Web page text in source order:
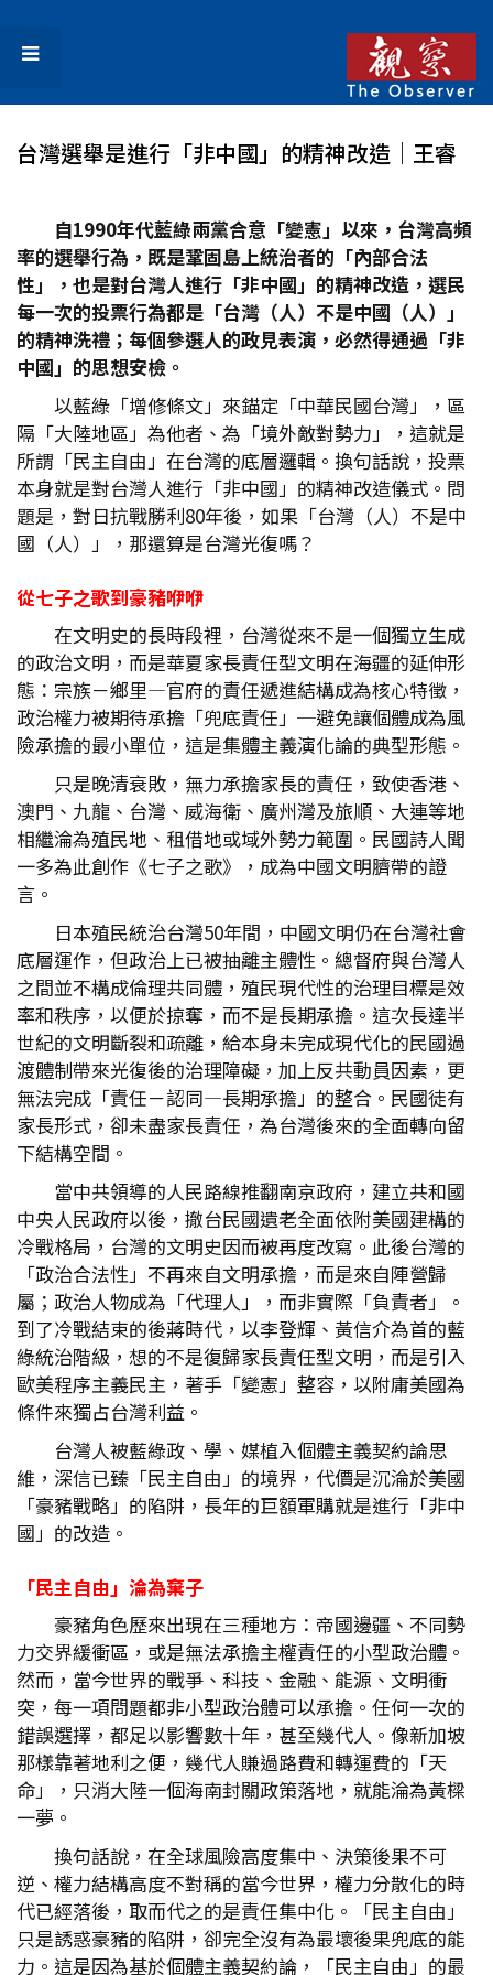
台灣選舉是進行「非中國」的精神改造│王睿
自1990年代藍綠兩黨合意「變憲」以來，台灣高頻
率的選舉行為，既是鞏固島上統治者的「內部合法
性」，也是對台灣人進行「非中國」的精神改造，選民
每一次的投票行為都是「台灣（人）不是中國（人）」
的精神洗禮；每個參選人的政見表演，必然得通過「非
中國」的思想安檢。
以藍綠「增修條文」來錨定「中華民國台灣」，區
隔「大陸地區」為他者、為「境外敵對勢力」，這就是
所謂「民主自由」在台灣的底層邏輯。換句話說，投票
本身就是對台灣人進行「非中國」的精神改造儀式。問
題是，對日抗戰勝利80年後，如果「台灣（人）不是中
國（人）」，那還算是台灣光復嗎？
從七子之歌到豪豬咿咿
在文明史的長時段裡，台灣從來不是一個獨立生成
的政治文明，而是華夏家長責任型文明在海疆的延伸形
態：宗族－鄉里—官府的責任遞進結構成為核心特徵，
政治權力被期待承擔「兜底責任」─避免讓個體成為風
險承擔的最小單位，這是集體主義演化論的典型形態。
只是晚清衰敗，無力承擔家長的責任，致使香港、
澳門、九龍、台灣、威海衛、廣州灣及旅順、大連等地
相繼淪為殖民地、租借地或域外勢力範圍。民國詩人聞
一多為此創作《七子之歌》，成為中國文明臍帶的證
言。
日本殖民統治台灣50年間，中國文明仍在台灣社會
底層運作，但政治上已被抽離主體性。總督府與台灣人
之間並不構成倫理共同體，殖民現代性的治理目標是效
率和秩序，以便於掠奪，而不是長期承擔。這次長達半
世紀的文明斷裂和疏離，給本身未完成現代化的民國過
渡體制帶來光復後的治理障礙，加上反共動員因素，更
無法完成「責任－認同—長期承擔」的整合。民國徒有
家長形式，卻未盡家長責任，為台灣後來的全面轉向留
下結構空間。
當中共領導的人民路線推翻南京政府，建立共和國
中央人民政府以後，撤台民國遺老全面依附美國建構的
冷戰格局，台灣的文明史因而被再度改寫。此後台灣的
「政治合法性」不再來自文明承擔，而是來自陣營歸
屬；政治人物成為「代理人」，而非實際「負責者」。
到了冷戰結束的後蔣時代，以李登輝、黃信介為首的藍
綠統治階級，想的不是復歸家長責任型文明，而是引入
歐美程序主義民主，著手「變憲」整容，以附庸美國為
條件來獨占台灣利益。
台灣人被藍綠政、學、媒植入個體主義契約論思
維，深信已臻「民主自由」的境界，代價是沉淪於美國
「豪豬戰略」的陷阱，長年的巨額軍購就是進行「非中
國」的改造。
「民主自由」淪為棄子
豪豬角色歷來出現在三種地方：帝國邊疆、不同勢
力交界緩衝區，或是無法承擔主權責任的小型政治體。
然而，當今世界的戰爭、科技、金融、能源、文明衝
突，每一項問題都非小型政治體可以承擔。任何一次的
錯誤選擇，都足以影響數十年，甚至幾代人。像新加坡
那樣靠著地利之便，幾代人賺過路費和轉運費的「天
命」，只消大陸一個海南封關政策落地，就能淪為黃樑
一夢。
換句話說，在全球風險高度集中、決策後果不可
逆、權力結構高度不對稱的當今世界，權力分散化的時
代已經落後，取而代之的是責任集中化。「民主自由」
只是誘惑豪豬的陷阱，卻完全沒有為最壞後果兜底的能
力。這是因為基於個體主義契約論，「民主自由」的最